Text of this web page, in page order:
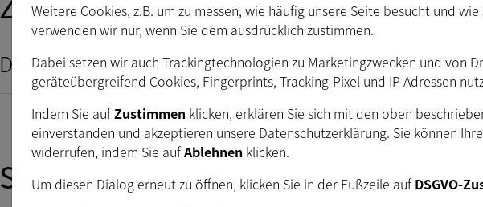
Deserializer-Boards
Software
Weitere Cookies, z.B. um zu messen, wie häufig unsere Seite besucht und
verwenden wir nur, wenn Sie dem ausdrücklich zustimmen.
Dabei setzen wir auch Trackingtechnologien zu Marketingzwecken und von
geräteübergreifend Cookies, Fingerprints, Tracking-Pixel und IP-Adressen
Indem Sie aufZustimmen klicken, erklären Sie sich mit den oben
einverstanden und akzeptieren unsere Datenschutzerklärung. Sie können
widerrufen, indem Sie aufAblehnen klicken.
Um diesen Dialog erneut zu öffnen, klicken Sie in der Fußzeile auf DSGVO-